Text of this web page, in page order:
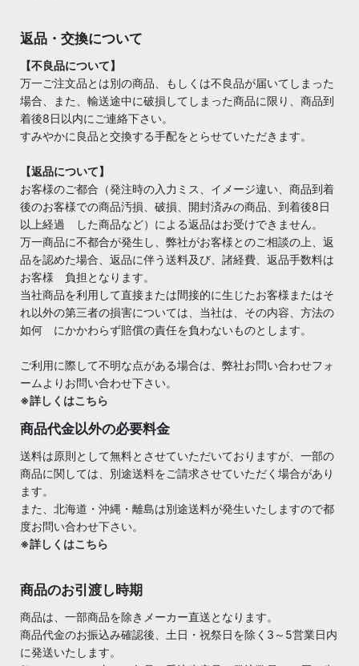
返品・交換について
【不良品について】
万一ご注文品とは別の商品、もしくは不良品が届いてしまった
場合、また、輸送途中に破損してしまった商品に限り、商品到
着後8日以内にご連絡下さい。
すみやかに良品と交換する手配をとらせていただきます。
【返品について】
お客様のご都合（発注時の入力ミス、イメージ違い、商品到着
後のお客様での商品汚損、破損、開封済みの商品、到着後8日
以上経過 した商品など）による返品はお受けできません。
万一商品に不都合が発生し、弊社がお客様とのご相談の上、返
品を認めた場合、返品に伴う送料及び、諸経費、返品手数料は
お客様 負担となります。
当社商品を利用して直接または間接的に生じたお客様またはそ
れ以外の第三者の損害については、当社は、その内容、方法の
如何 にかかわらず賠償の責任を負わないものとします。
ご利用に際して不明な点がある場合は、弊社お問い合わせフォ
ームよりお問い合わせ下さい。
※詳しくはこちら
商品代金以外の必要料金
送料は原則として無料とさせていただいておりますが、一部の
商品に関しては、別途送料をご請求させていただく場合があり
ます。
また、北海道・沖縄・離島は別途送料が発生いたしますので都
度お問い合わせ下さい。
※詳しくはこちら
商品のお引渡し時期
商品は、一部商品を除きメーカー直送となります。
商品代金のお振込み確認後、土日・祝祭日を除く3～5営業日内
に発送いたします。